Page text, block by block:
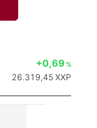
+0,69 %
26.319,45 XXP